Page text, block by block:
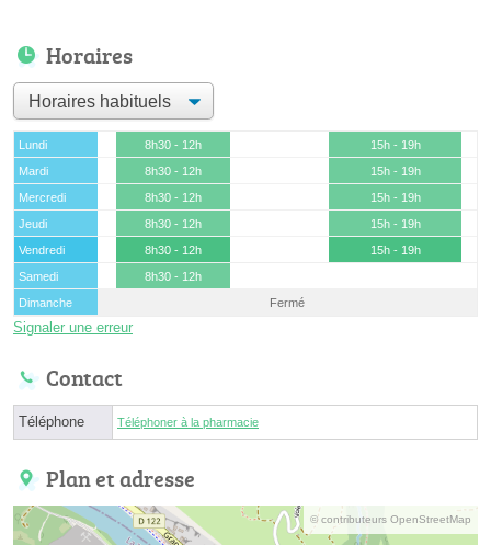
Horaires
Lundi 8h30 - 12h
15h - 19h
Mardi
8h30 - 12h
15h - 19h
Mercredi
8h30 - 12h
15h - 19h
Jeudi
8h30 - 12h
15h - 19h
Vendredi
8h30 - 12h
15h - 19h
Samedi
8h30 - 12h
Dimanche
Fermé
Signaler une erreur
Contact
Téléphone Téléphoner à la pharmacie
Plan et adresse
© contributeurs OpenStreetMap